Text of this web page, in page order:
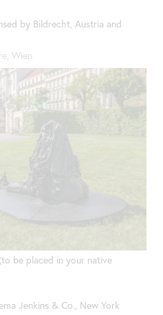
by Bildrecht, Austria and
Wien
be placed in your native
Jenkins & Co., New York